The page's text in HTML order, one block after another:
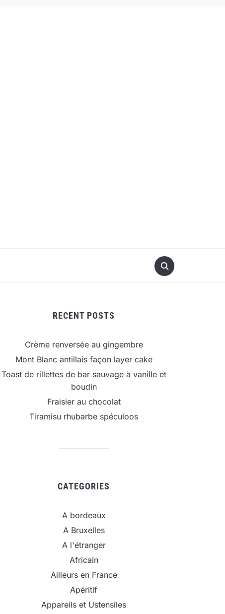
RECENT POSTS
Crème renversée au gingembre
Mont Blanc antillais façon layer cake
Toast de rillettes de bar sauvage à vanille et
boudin
Fraisier au chocolat
Tiramisu rhubarbe spéculoos
CATEGORIES
A bordeaux
A Bruxelles
A l'étranger
Africain
Ailleurs en France
Apéritif
Appareils et Ustensiles